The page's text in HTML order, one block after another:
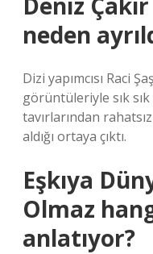
neden
Dizi yapımcısı Raci
görüntüleriyle sık sık
tavırlarından
aldığı ortaya çıktı.
Eşkıya
Olmaz
anlatıyor?